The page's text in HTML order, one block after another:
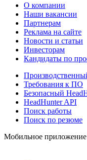
О компании
Наши вакансии
Партнерам
Реклама на сайте
Новости и статьи
Инвесторам
Кандидаты по
Требования к ПО
Безопасный
HeadHunter API
Поиск работы
Поиск по резюме
Мобильное приложение